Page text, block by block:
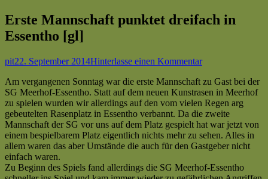
Erste Mannschaft punktet dreifach in
Essentho [gl]
Autor
pitVeröffentlicht
22. September 2014Hinterlasse einen Kommentarzu
Mannschaft
punktet
dreifach
in
Essentho
[gl]
Am vergangenen Sonntag war die erste Mannschaft zu Gast bei der
SG Meerhof-Essentho. Statt auf dem neuen Kunstrasen in Meerhof
zu spielen wurden wir allerdings auf den vom vielen Regen arg
gebeutelten Rasenplatz in Essentho verbannt. Da die zweite
Mannschaft der SG vor uns auf dem Platz gespielt hat war jetzt von
einem bespielbarem Platz eigentlich nichts mehr zu sehen. Alles in
allem waren das aber Umstände die auch für den Gastgeber nicht
einfach waren.
Zu Beginn des Spiels fand allerdings die SG Meerhof-Essentho